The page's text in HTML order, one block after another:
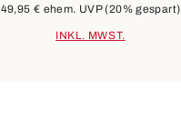
49,95 € ehem. UVP(20% gespart)
INKL. MWST.